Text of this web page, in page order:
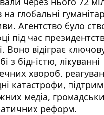
на глобальні
Агентство було
під час
Воно відіграє
з бідністю, лікуванні
хвороб,
катастрофи,
медіа,
реформ.